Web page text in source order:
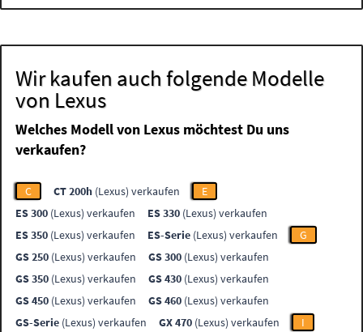
Wir kaufen auch folgende Modelle
von Lexus
Welches Modell von Lexus möchtest Du uns
verkaufen?
C CT 200h (Lexus) verkaufen
E
ES 300 (Lexus) verkaufen ES 330 (Lexus) verkaufen
ES 350 (Lexus) verkaufen ES-Serie (Lexus) verkaufen
G
GS 250 (Lexus) verkaufen GS 300 (Lexus) verkaufen
GS 350 (Lexus) verkaufen GS 430 (Lexus) verkaufen
GS 450 (Lexus) verkaufen GS 460 (Lexus) verkaufen
GS-Serie (Lexus) verkaufen GX 470 (Lexus) verkaufen
I